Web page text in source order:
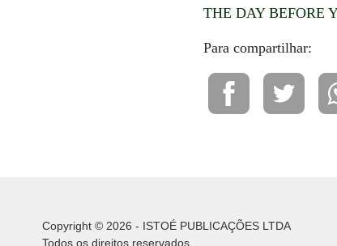
THE DAY BEFORE
Para compartilhar:
Copyright © 2026 - ISTOÉ PUBLICAÇÕES LTDA
Todos os direitos reservados.